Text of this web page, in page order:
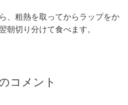
、粗熱を取ってからラップをか
朝切り分けて食べます。
コメント